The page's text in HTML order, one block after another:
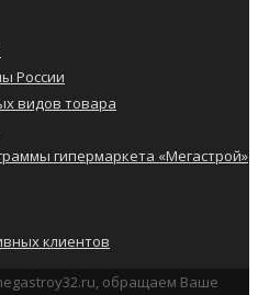
России
видов товара
гипермаркета «Мегастрой»
клиентов
обращаем Ваше